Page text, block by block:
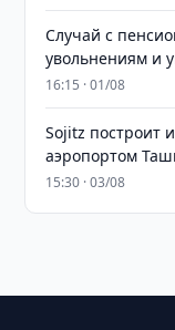
Случай с
увольнениям и
16:15 · 01/08
Sojitz построит
аэропортом
15:30 · 03/08